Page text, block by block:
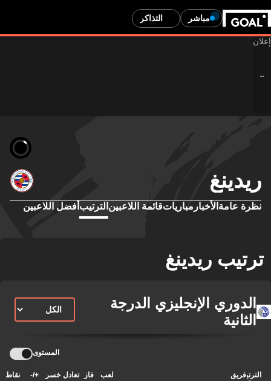
مباشر التذاكر
ريدينغ
نظرة عامة الأخبار مبارياتقائمة اللاعبين الترتيب أفضل اللاعبين
ترتيب ريدينغ
الدوري الإنجليزي الدرجة
الثانية
المستوى
الترتيبفريق لعب فاز تعادل خسر +/- نقاط